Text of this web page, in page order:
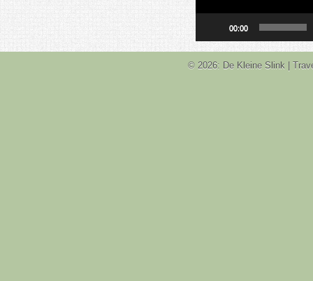
00:00
© 2026: De Kleine Slink |